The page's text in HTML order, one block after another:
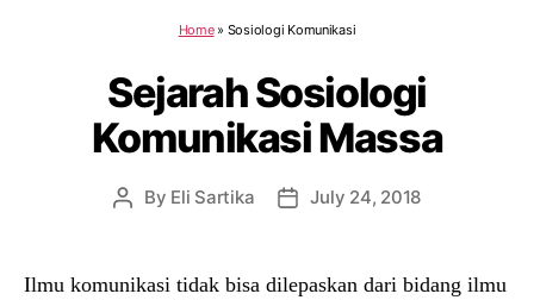
Home» Sosiologi Komunikasi
Sejarah Sosiologi
Komunikasi Massa
Post
By Eli Sartika
PostJuly 24, 2018
Ilmu komunikasi tidak bisa dilepaskan dari bidang ilmu